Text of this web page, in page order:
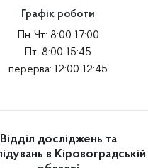
Графік роботи
Пн-Чт: 8:00-17:00
Пт: 8:00-15:45
перерва: 12:00-12:45
Відділ досліджень та
в Кіровоградській